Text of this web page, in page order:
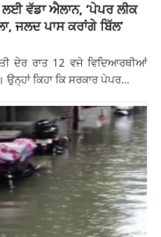
ਵੱਡਾ ਐਲਾਨ, ‘ਪੇਪਰ ਲੀਕ
ਜਲਦ ਪਾਸ ਕਰਾਂਗੇ ਬਿੱਲ’
ਦੇਰ ਰਾਤ 12 ਵਜੇ ਵਿਦਿਆਰਥੀਆਂ
ਕਿਹਾ ਕਿ ਸਰਕਾਰ ਪੇਪਰ...